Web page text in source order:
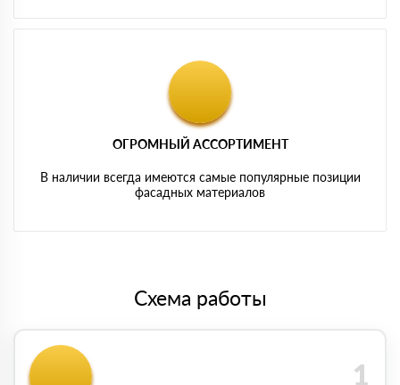
ОГРОМНЫЙ АССОРТИМЕНТ
В наличии всегда имеются самые популярные позиции
фасадных материалов
Схема работы